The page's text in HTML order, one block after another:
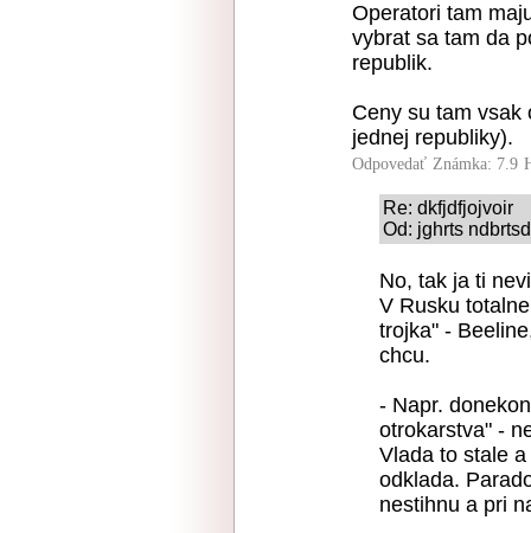
Operatori tam
vybrat sa tam da
republik.
Ceny su tam vsak
jednej republiky).
Odpovedať Známka: 7.9
Re: dkfjdfjojvoir
Od: jghrts
No, tak ja ti
V Rusku
trojka" -
chcu.
- Napr.
otrokarstva" -
Vlada to stale
odklada.
nestihnu a pri